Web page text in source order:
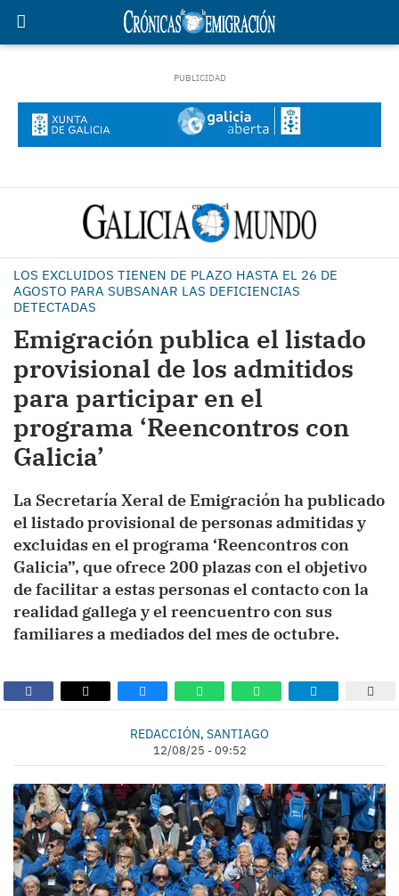
LOS EXCLUIDOS TIENEN DE PLAZO HASTA EL 26 DE
AGOSTO PARA SUBSANAR LAS DEFICIENCIAS
DETECTADAS
Emigración publica el listado
provisional de los admitidos
para participar en el
programa ‘Reencontros con
Galicia’
La Secretaría Xeral de Emigración ha publicado
el listado provisional de personas admitidas y
excluidas en el programa ‘Reencontros con
Galicia”, que ofrece 200 plazas con el objetivo
de facilitar a estas personas el contacto con la
realidad gallega y el reencuentro con sus
familiares a mediados del mes de octubre.
REDACCIÓN, SANTIAGO
12/08/25 - 09:52